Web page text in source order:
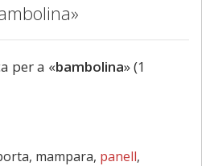
per a «bambolina» (1
mampara, panell,